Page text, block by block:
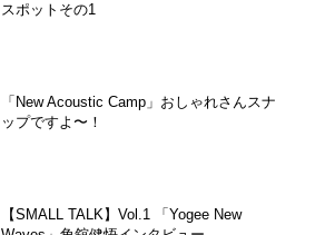
スポットその1
「New Acoustic Camp」おしゃれさんスナ
ップですよ〜！
【SMALL TALK】Vol.1 「Yogee New